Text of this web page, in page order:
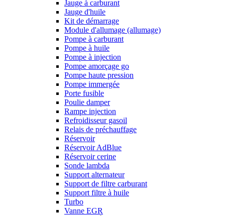
Jauge à carburant
Jauge d'huile
Kit de démarrage
Module d'allumage (allumage)
Pompe à carburant
Pompe à huile
Pompe à injection
Pompe amorçage go
Pompe haute pression
Pompe immergée
Porte fusible
Poulie damper
Rampe injection
Refroidisseur gasoil
Relais de préchauffage
Réservoir
Réservoir AdBlue
Réservoir cerine
Sonde lambda
Support alternateur
Support de filtre carburant
Support filtre à huile
Turbo
Vanne EGR